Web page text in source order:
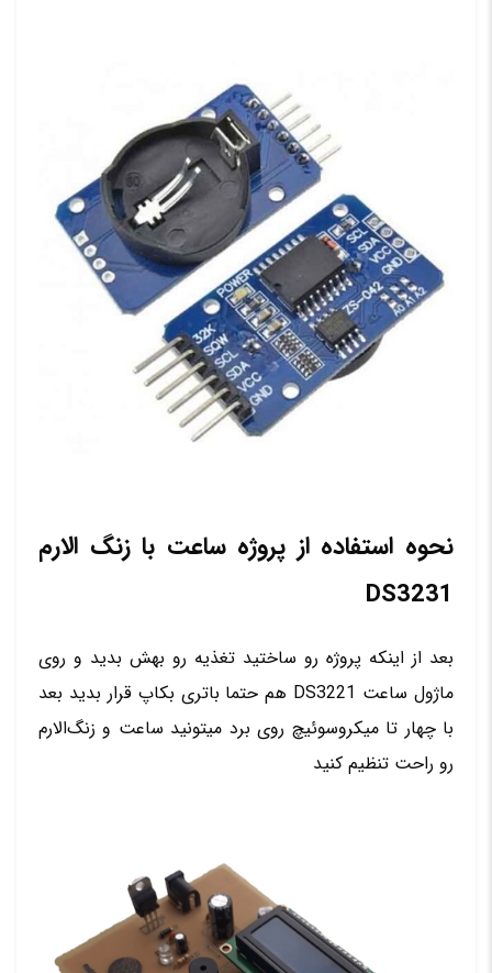
نحوه استفاده از پروژه ساعت با زنگ الارم
DS3231
بعد از اینکه پروژه رو ساختید تغذیه رو بهش بدید و روی
ماژول ساعت DS3221 هم حتما باتری بکاپ قرار بدید بعد
با چهار تا میکروسوئیچ روی برد میتونید ساعت و زنگ‌الارم
رو راحت تنظیم کنید